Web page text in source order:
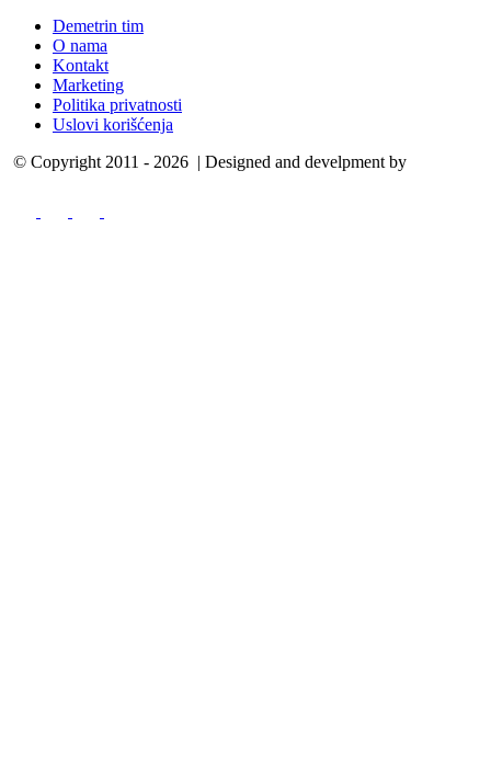
Demetrin tim
O nama
Kontakt
Marketing
Politika privatnosti
Uslovi korišćenja
© Copyright 2011 - 2026 | Designed and develpment by